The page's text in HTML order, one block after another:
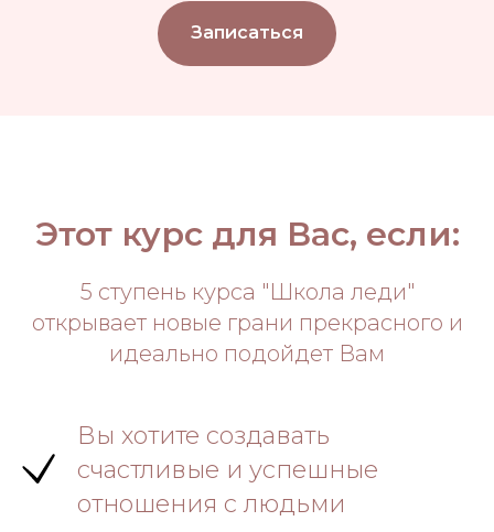
Записаться
Этот курс для Вас, если:
5 ступень курса "Школа леди"
открывает новые грани прекрасного и
идеально подойдет Вам
Вы хотите создавать
счастливые и успешные
отношения с людьми